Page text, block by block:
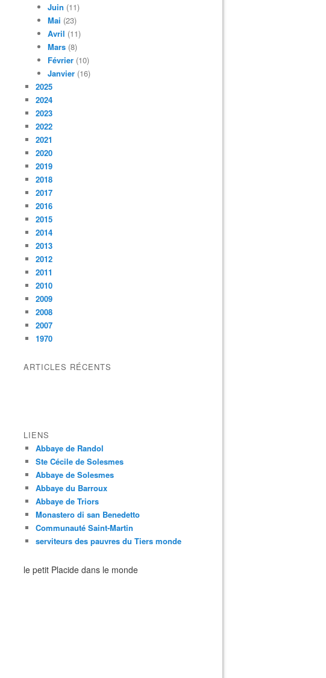
Juin (11)
Mai (23)
Avril (11)
Mars (8)
Février (10)
Janvier (16)
2025
2024
2023
2022
2021
2020
2019
2018
2017
2016
2015
2014
2013
2012
2011
2010
2009
2008
2007
1970
ARTICLES RÉCENTS
LIENS
Abbaye de Randol
Ste Cécile de Solesmes
Abbaye de Solesmes
Abbaye du Barroux
Abbaye de Triors
Monastero di san Benedetto
Communauté Saint-Martin
serviteurs des pauvres du Tiers monde
le petit Placide dans le monde